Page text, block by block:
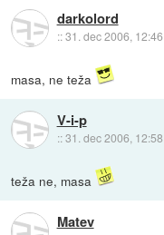
darkolord
::31. dec 2006, 12:46
masa, ne teža
V-i-p
::31. dec 2006, 12:58
teža ne, masa
Matev